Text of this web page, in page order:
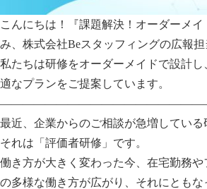
こんにちは！『課題解決！オーダーメ
み、株式会社Beスタッフィングの広報担
私たちは研修をオーダーメイドで設計
適なプランをご提案しています。
最近、企業からのご相談が急増している
それは「評価者研修」です。
働き方が大きく変わった今、在宅勤務
の多様な働き方が広がり、それにとも